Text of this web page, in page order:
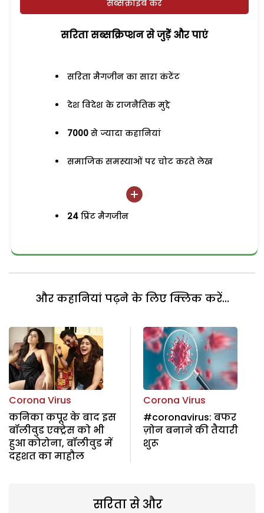
सब्सक्राइब करें
सरिता सब्सक्रिप्शन से जुड़ेें और पाएं
सरिता मैगजीन का सारा कंटेंट
देश विदेश के राजनैतिक मुद्दे
7000 से ज्यादा कहानियां
समाजिक समस्याओं पर चोट करते लेख
24 प्रिंट मैगजीन
और कहानियां पढ़ने के लिए क्लिक करें...
Corona Virus
कनिका कपूर के बाद इस
बॉलीवुड एक्ट्रेस को भी
हुआ कोरोना, बॉलीवुड में
दहशत का माहौल
Corona Virus
#coronavirus: बफर
ज़ोन बनाने की तैयारी
शुरू
सरिता से और